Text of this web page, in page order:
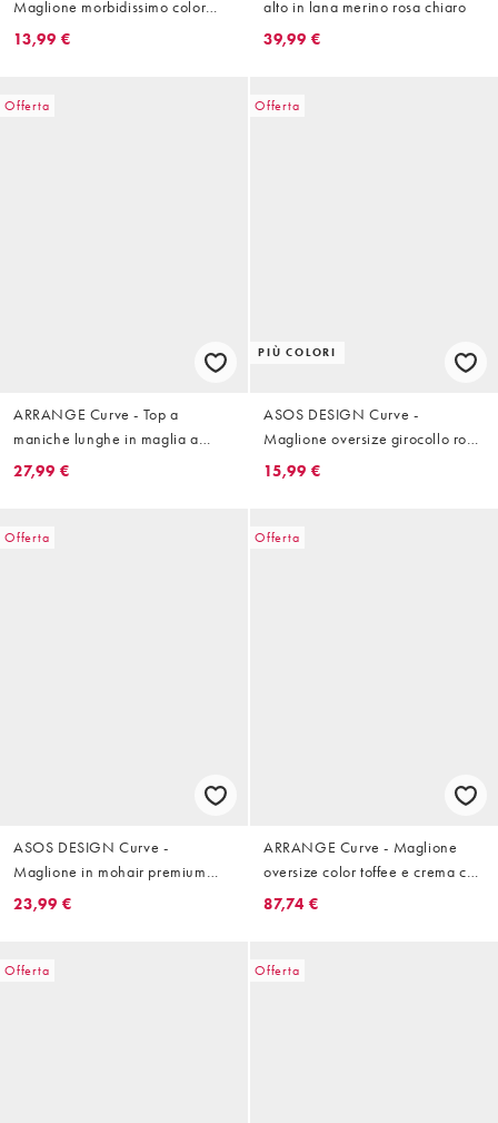
Maglione morbidissimo color
moka con scollo a V e maniche
13,99 €
alto in lana merino rosa chiaro
39,99 €
Offerta
ARRANGE Curve - Top a
maniche lunghe in maglia a
costine color moka
27,99 €
Offerta
PIÙ COLORI
ASOS DESIGN Curve -
Maglione oversize girocollo rosa
con fondo arrotondato
15,99 €
Offerta
ASOS DESIGN Curve -
Maglione in mohair premium
color moka con scollo a V e
23,99 €
Offerta
ARRANGE Curve - Maglione
oversize color toffee e crema con
motivo intarsiato tigrato, fondo
87,74 €
Offerta Offerta